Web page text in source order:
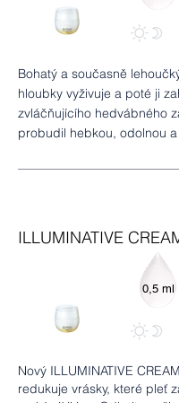
Bohatý a současně
hloubky vyživuje a poté ji
zvláčňujícího hedvábného
probudil hebkou, odolnou
ILLUMINATIVE
0,5 ml
Nový ILLUMINATIVE
redukuje vrásky, které pleť